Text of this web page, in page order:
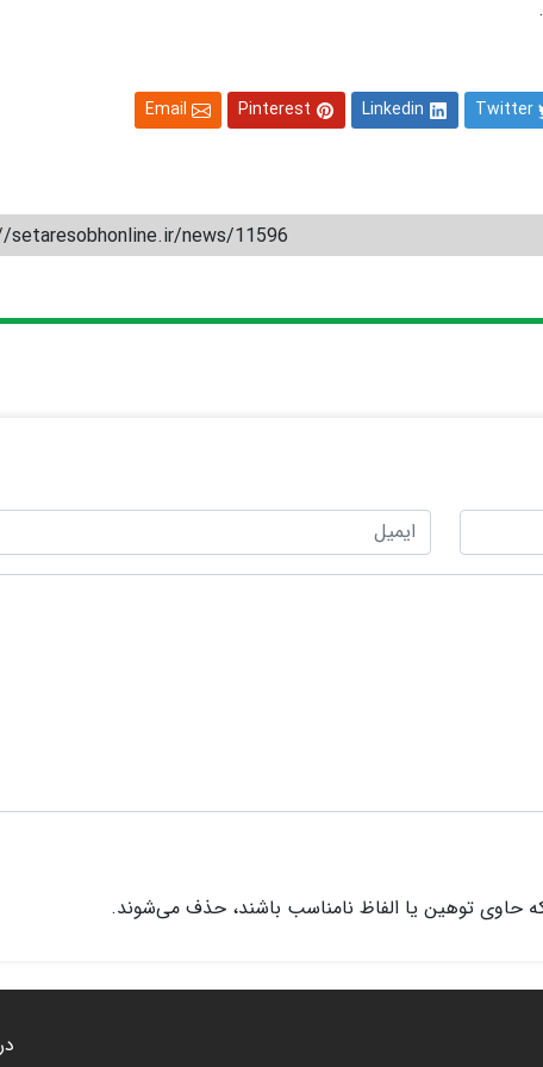
Twitter
Linkedin
Pinterest
Email
news/11596
حاوی توهین یا الفاظ نامناسب باشند، حذف می‌شوند.